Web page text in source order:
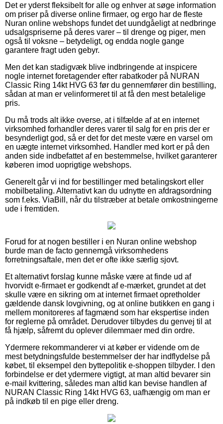
Det er yderst fleksibelt for alle og enhver at søge information
om priser på diverse online firmaer, og ergo har de fleste
Nuran online webshops fundet det uundgåeligt at nedbringe
udsalgspriserne på deres varer – til drenge og piger, men
også til voksne – betydeligt, og endda nogle gange
garantere fragt uden gebyr.
Men det kan stadigvæk blive indbringende at inspicere
nogle internet foretagender efter rabatkoder på NURAN
Classic Ring 14kt HVG 63 før du gennemfører din bestilling,
sådan at man er velinformeret til at få den mest betalelige
pris.
Du må trods alt ikke overse, at i tilfælde af at en internet
virksomhed forhandler deres varer til salg for en pris der er
besynderligt god, så er det for det meste være en varsel om
en uægte internet virksomhed. Handler med kort er på den
anden side indbefattet af en bestemmelse, hvilket garanterer
køberen imod uoprigtige webshops.
Generelt går vi ind for bestillinger med betalingskort eller
mobilbetaling. Alternativt kan du udnytte en afdragsordning
som f.eks. ViaBill, når du tilstræber at betale omkostningerne
ude i fremtiden.
Forud for at nogen bestiller i en Nuran online webshop
burde man de facto gennemgå virksomhedens
forretningsaftale, men det er ofte ikke særlig sjovt.
Et alternativt forslag kunne måske være at finde ud af
hvorvidt e-firmaet er godkendt af e-mærket, grundet at det
skulle være en sikring om at internet firmaet opretholder
gældende dansk lovgivning, og at online butikken en gang i
mellem monitoreres af fagmænd som har ekspertise inden
for reglerne på området. Derudover tilbydes du genvej til at
få hjælp, såfremt du oplever dilemmaer med din ordre.
Ydermere rekommanderer vi at køber er vidende om de
mest betydningsfulde bestemmelser der har indflydelse på
købet, til eksempel den byttepolitik e-shoppen tilbyder. I den
forbindelse er det ydermere vigtigt, at man altid bevarer sin
e-mail kvittering, således man altid kan bevise handlen af
NURAN Classic Ring 14kt HVG 63, uafhængig om man er
på indkøb til en pige eller dreng.